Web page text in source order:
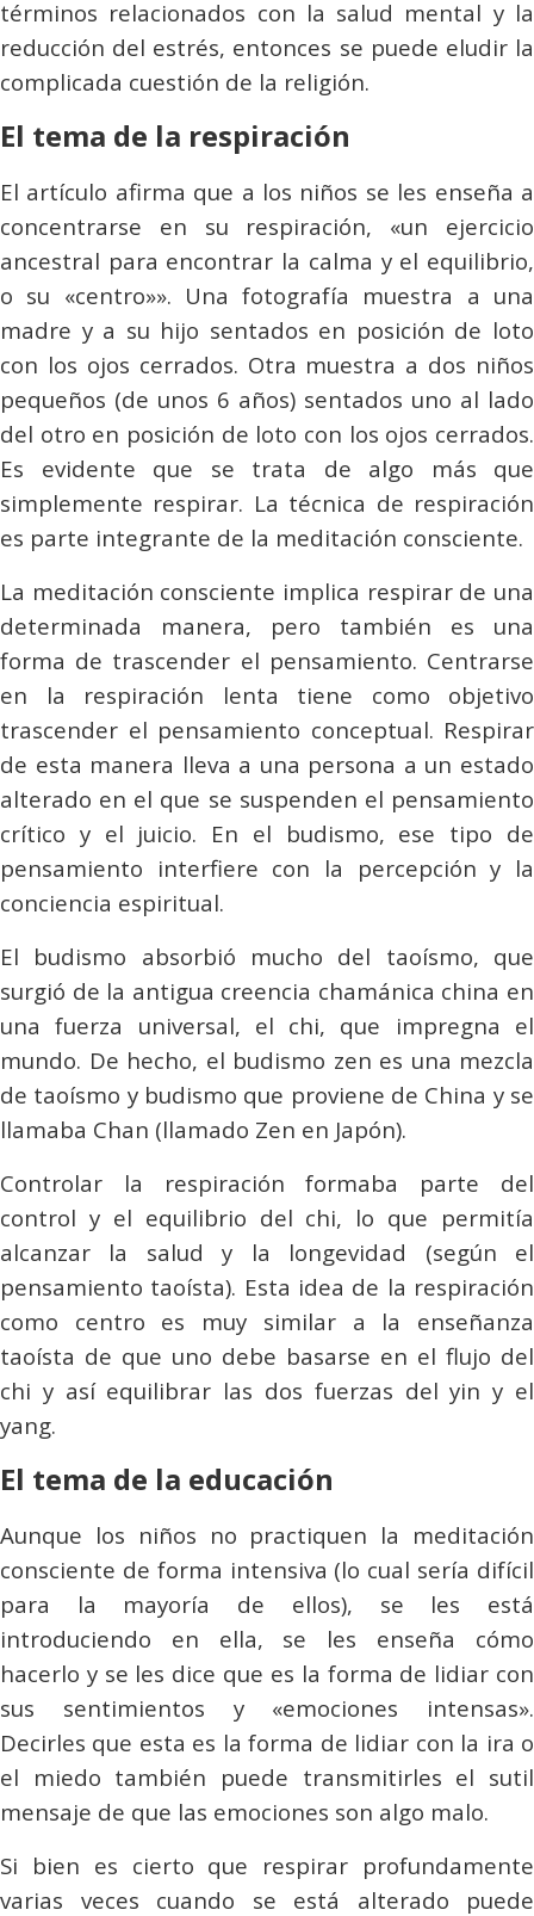
términos relacionados con la salud mental y la
reducción del estrés, entonces se puede eludir la
complicada cuestión de la religión.
El tema de la respiración
El artículo afirma que a los niños se les enseña a
concentrarse en su respiración, «un ejercicio
ancestral para encontrar la calma y el equilibrio,
o su «centro»». Una fotografía muestra a una
madre y a su hijo sentados en posición de loto
con los ojos cerrados. Otra muestra a dos niños
pequeños (de unos 6 años) sentados uno al lado
del otro en posición de loto con los ojos cerrados.
Es evidente que se trata de algo más que
simplemente respirar. La técnica de respiración
es parte integrante de la meditación consciente.
La meditación consciente implica respirar de una
determinada manera, pero también es una
forma de trascender el pensamiento. Centrarse
en la respiración lenta tiene como objetivo
trascender el pensamiento conceptual. Respirar
de esta manera lleva a una persona a un estado
alterado en el que se suspenden el pensamiento
crítico y el juicio. En el budismo, ese tipo de
pensamiento interfiere con la percepción y la
conciencia espiritual.
El budismo absorbió mucho del taoísmo, que
surgió de la antigua creencia chamánica china en
una fuerza universal, el chi, que impregna el
mundo. De hecho, el budismo zen es una mezcla
de taoísmo y budismo que proviene de China y se
llamaba Chan (llamado Zen en Japón).
Controlar la respiración formaba parte del
control y el equilibrio del chi, lo que permitía
alcanzar la salud y la longevidad (según el
pensamiento taoísta). Esta idea de la respiración
como centro es muy similar a la enseñanza
taoísta de que uno debe basarse en el flujo del
chi y así equilibrar las dos fuerzas del yin y el
yang.
El tema de la educación
Aunque los niños no practiquen la meditación
consciente de forma intensiva (lo cual sería difícil
para la mayoría de ellos), se les está
introduciendo en ella, se les enseña cómo
hacerlo y se les dice que es la forma de lidiar con
sus sentimientos y «emociones intensas».
Decirles que esta es la forma de lidiar con la ira o
el miedo también puede transmitirles el sutil
mensaje de que las emociones son algo malo.
Si bien es cierto que respirar profundamente
varias veces cuando se está alterado puede